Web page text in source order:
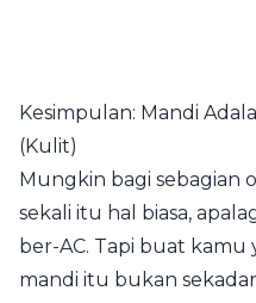
Kesimpulan: Mandi
(Kulit)
Mungkin bagi sebagian
sekali itu hal biasa,
ber-AC. Tapi buat kamu
mandi itu bukan